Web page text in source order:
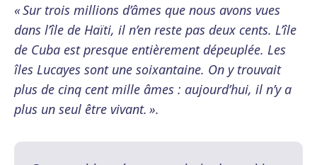
« Sur trois millions d’âmes que nous avons vues
dans l’île de Haïti, il n’en reste pas deux cents. L’île
de Cuba est presque entièrement dépeuplée. Les
îles Lucayes sont une soixantaine. On y trouvait
plus de cinq cent mille âmes : aujourd’hui, il n’y a
plus un seul être vivant. ».